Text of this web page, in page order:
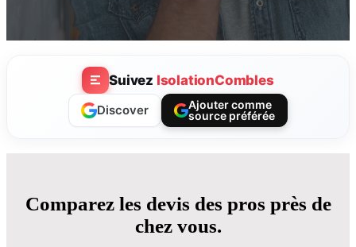
Suivez IsolationCombles
Discover
Ajouter comme
source préférée
Comparez les devis des pros près de
chez vous.